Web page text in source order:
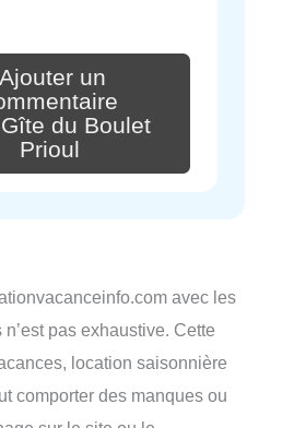
Ajouter un
du Boulet
Prioul
avec les
pas exhaustive. Cette
location saisonnière
comporter des manques ou